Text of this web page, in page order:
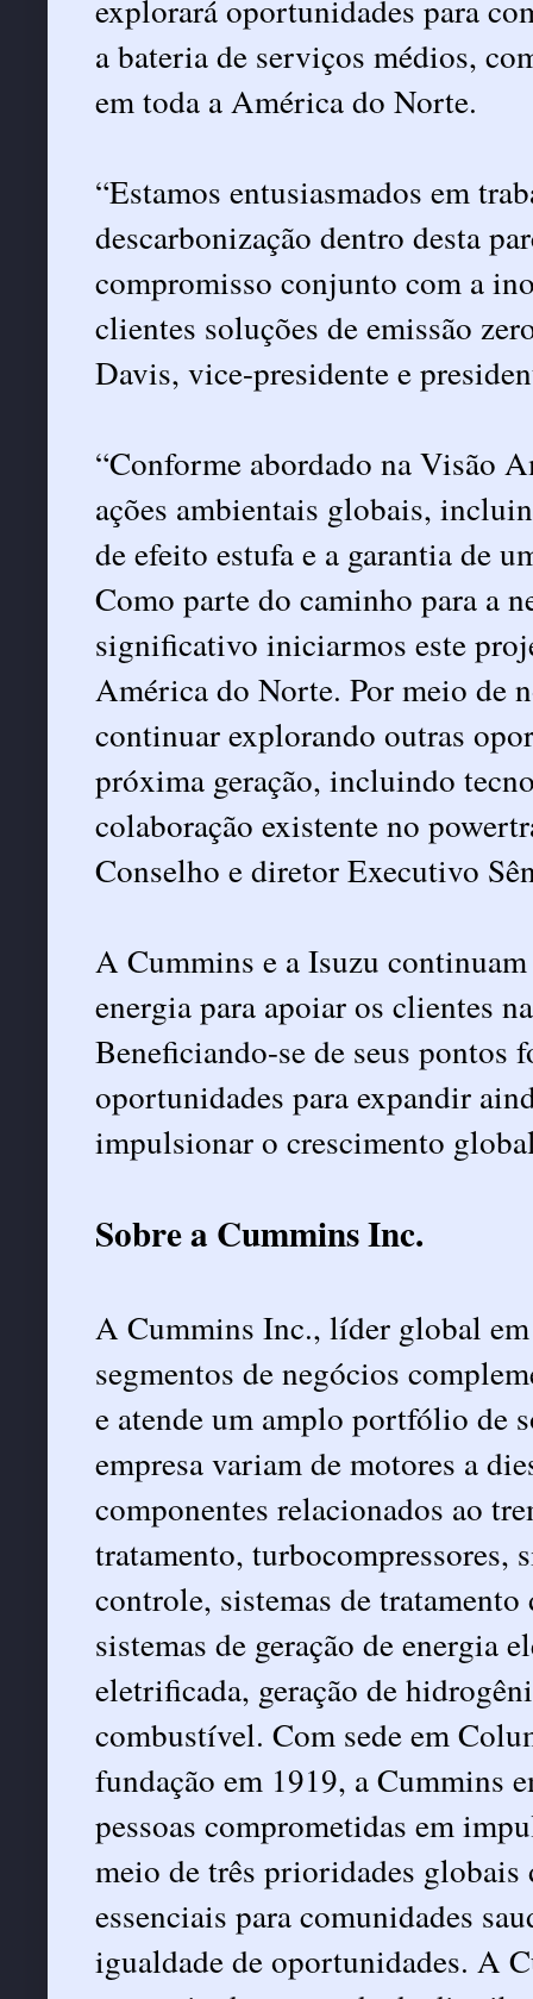
explorará oportunidades para
a bateria de serviços médios,
em toda a América do Norte.
“Estamos entusiasmados em
descarbonização dentro desta
compromisso conjunto com a
clientes soluções de emissão
Davis, vice-presidente e
“Conforme abordado na Visão
ações ambientais globais,
de efeito estufa e a garantia de
Como parte do caminho para a
significativo iniciarmos este
América do Norte. Por meio de
continuar explorando outras
próxima geração, incluindo
colaboração existente no
Conselho e diretor Executivo
A Cummins e a Isuzu
energia para apoiar os clientes
Beneficiando-se de seus pontos
oportunidades para expandir
impulsionar o crescimento
Sobre a Cummins Inc.
A Cummins Inc., líder global
segmentos de negócios
e atende um amplo portfólio de
empresa variam de motores a
componentes relacionados ao
tratamento, turbocompressores,
controle, sistemas de
sistemas de geração de energia
eletrificada, geração de
combustível. Com sede em
fundação em 1919, a Cummins
pessoas comprometidas em
meio de três prioridades
essenciais para comunidades
igualdade de oportunidades. A